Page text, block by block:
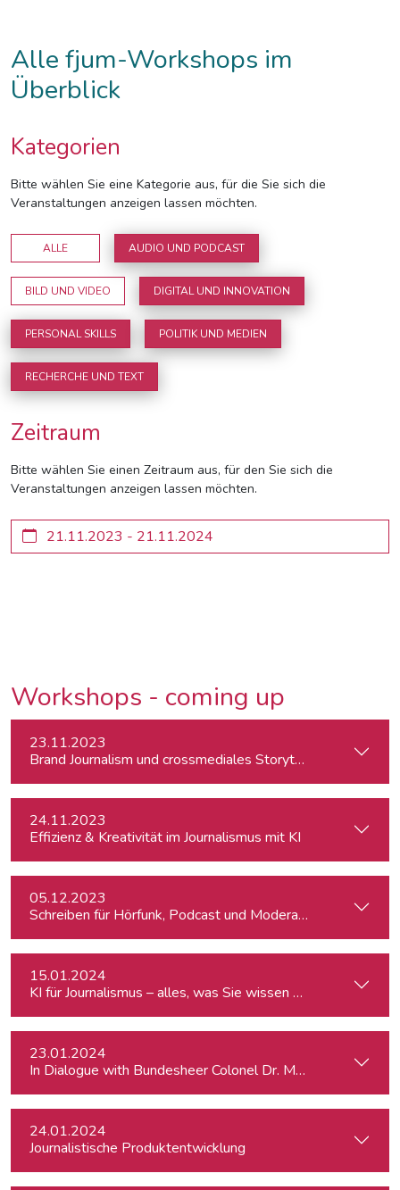
Alle fjum-Workshops im
Überblick
Kategorien
Bitte wählen Sie eine Kategorie aus, für die Sie sich die
Veranstaltungen anzeigen lassen möchten.
ALLE AUDIO UND PODCAST
BILD UND VIDEO DIGITAL UND INNOVATION
PERSONAL SKILLS POLITIK UND MEDIEN
RECHERCHE UND TEXT
Zeitraum
Bitte wählen Sie einen Zeitraum aus, für den Sie sich die
Veranstaltungen anzeigen lassen möchten.
Workshops - coming up
23.11.2023
Brand Journalism und crossmediales Storytelling
24.11.2023
Effizienz & Kreativität im Journalismus mit KI
05.12.2023
Schreiben für Hörfunk, Podcast und Moderation
15.01.2024
KI für Journalismus – alles, was Sie wissen müssen
23.01.2024
In Dialogue with Bundesheer Colonel Dr. Markus Reisner
24.01.2024
Journalistische Produktentwicklung